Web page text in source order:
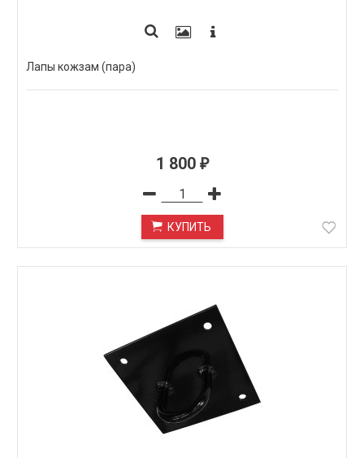
Лапы кожзам (пара)
1 800 ₽
КУПИТЬ